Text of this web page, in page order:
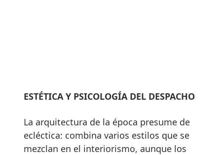
ESTÉTICA Y PSICOLOGÍA DEL DESPACHO
La arquitectura de la época presume de
ecléctica: combina varios estilos que se
mezclan en el interiorismo, aunque los